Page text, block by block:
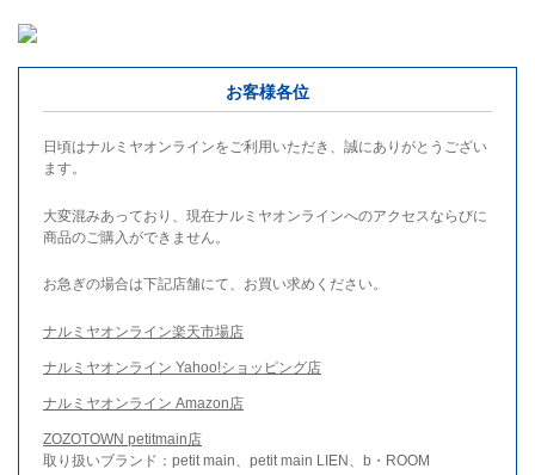
お客様各位
日頃はナルミヤオンラインをご利用いただき、誠にありがとうござい
ます。
大変混みあっており、現在ナルミヤオンラインへのアクセスならびに
商品のご購入ができません。
お急ぎの場合は下記店舗にて、お買い求めください。
ナルミヤオンライン楽天市場店
ナルミヤオンライン Yahoo!ショッピング店
ナルミヤオンライン Amazon店
ZOZOTOWN petitmain店
取り扱いブランド：petit main、petit main LIEN、b・ROOM